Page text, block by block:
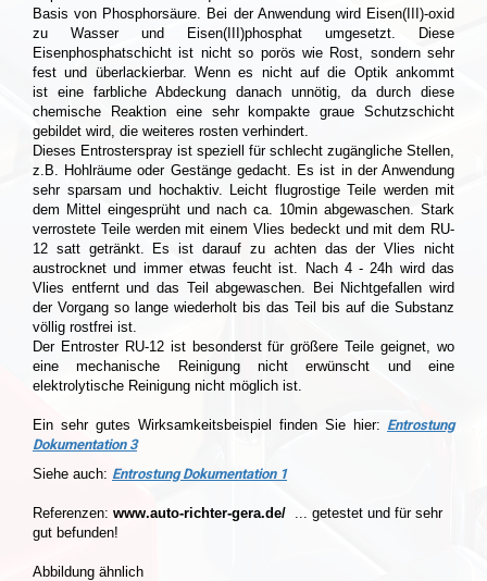
Basis von Phosphorsäure. Bei der Anwendung wird Eisen(III)-oxid
zu Wasser und Eisen(III)phosphat umgesetzt. Diese
Eisenphosphatschicht ist nicht so porös wie Rost, sondern sehr
fest und überlackierbar. Wenn es nicht auf die Optik ankommt
ist eine farbliche Abdeckung danach unnötig, da durch diese
chemische Reaktion eine sehr kompakte graue Schutzschicht
gebildet wird, die weiteres rosten verhindert.
Dieses Entrosterspray ist speziell für schlecht zugängliche Stellen,
z.B. Hohlräume oder Gestänge gedacht. Es ist in der Anwendung
sehr sparsam und hochaktiv. Leicht flugrostige Teile werden mit
dem Mittel eingesprüht und nach ca. 10min abgewaschen. Stark
verrostete Teile werden mit einem Vlies bedeckt und mit dem RU-
12 satt getränkt. Es ist darauf zu achten das der Vlies nicht
austrocknet und immer etwas feucht ist. Nach 4 - 24h wird das
Vlies entfernt und das Teil abgewaschen. Bei Nichtgefallen wird
der Vorgang so lange wiederholt bis das Teil bis auf die Substanz
völlig rostfrei ist.
Der Entroster RU-12 ist besonderst für größere Teile geignet, wo
eine mechanische Reinigung nicht erwünscht und eine
elektrolytische Reinigung nicht möglich ist.
Ein sehr gutes Wirksamkeitsbeispiel finden Sie hier: Entrostung
Dokumentation 3
Siehe auch: Entrostung Dokumentation 1
Referenzen: www.auto-richter-gera.de/ ... getestet und für sehr
gut befunden!
Abbildung ähnlich